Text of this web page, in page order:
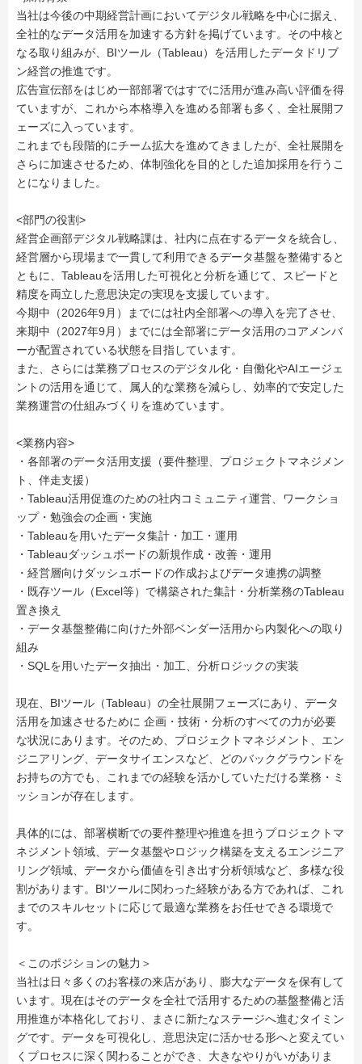
当社は今後の中期経営計画においてデジタル戦略を中心に据え、
全社的なデータ活用を加速する方針を掲げています。その中核と
なる取り組みが、BIツール（Tableau）を活用したデータドリブ
ン経営の推進です。
広告宣伝部をはじめ一部部署ではすでに活用が進み高い評価を得
ていますが、これから本格導入を進める部署も多く、全社展開フ
ェーズに入っています。
これまでも段階的にチーム拡大を進めてきましたが、全社展開を
さらに加速させるため、体制強化を目的とした追加採用を行うこ
とになりました。
<部門の役割>
経営企画部デジタル戦略課は、社内に点在するデータを統合し、
経営層から現場まで一貫して利用できるデータ基盤を整備すると
ともに、Tableauを活用した可視化と分析を通じて、スピードと
精度を両立した意思決定の実現を支援しています。
今期中（2026年9月）までには社内全部署への導入を完了させ、
来期中（2027年9月）までには全部署にデータ活用のコアメンバ
ーが配置されている状態を目指しています。
また、さらには業務プロセスのデジタル化・自働化やAIエージェ
ントの活用を通じて、属人的な業務を減らし、効率的で安定した
業務運営の仕組みづくりを進めています。
<業務内容>
・各部署のデータ活用支援（要件整理、プロジェクトマネジメン
ト、伴走支援）
・Tableau活用促進のための社内コミュニティ運営、ワークショ
ップ・勉強会の企画・実施
・Tableauを用いたデータ集計・加工・運用
・Tableauダッシュボードの新規作成・改善・運用
・経営層向けダッシュボードの作成およびデータ連携の調整
・既存ツール（Excel等）で構築された集計・分析業務のTableau
置き換え
・データ基盤整備に向けた外部ベンダー活用から内製化への取り
組み
・SQLを用いたデータ抽出・加工、分析ロジックの実装
現在、BIツール（Tableau）の全社展開フェーズにあり、データ
活用を加速させるために 企画・技術・分析のすべての力が必要
な状況にあります。そのため、プロジェクトマネジメント、エン
ジニアリング、データサイエンスなど、どのバックグラウンドを
お持ちの方でも、これまでの経験を活かしていただける業務・ミ
ッションが存在します。
具体的には、部署横断での要件整理や推進を担うプロジェクトマ
ネジメント領域、データ基盤やロジック構築を支えるエンジニア
リング領域、データから価値を引き出す分析領域など、多様な役
割があります。BIツールに関わった経験がある方であれば、これ
までのスキルセットに応じて最適な業務をお任せできる環境で
す。
＜このポジションの魅力＞
当社は日々多くのお客様の来店があり、膨大なデータを保有して
います。現在はそのデータを全社で活用するための基盤整備と活
用推進が本格化しており、まさに新たなステージへ進むタイミン
グです。データを可視化し、意思決定に活かせる形へと変えてい
くプロセスに深く関わることができ、大きなやりがいがありま